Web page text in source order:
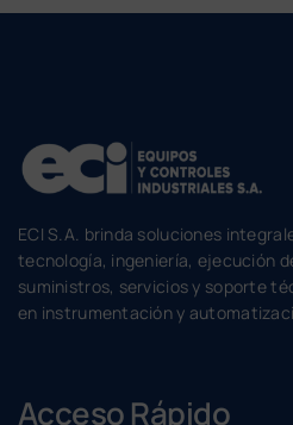
ECI S.A. brinda soluciones
tecnología, ingeniería, ejecución
suministros, servicios y soporte
en instrumentación y
Acceso Rápido